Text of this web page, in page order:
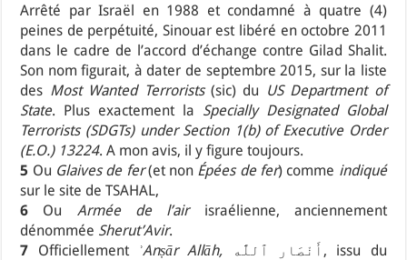
Arrêté par Israël en 1988 et condamné à quatre (4)
peines de perpétuité, Sinouar est libéré en octobre 2011
dans le cadre de l’accord d’échange contre Gilad Shalit.
Son nom figurait, à dater de septembre 2015, sur la liste
des Most Wanted Terrorists(sic) du US Department of
State. Plus exactement la Specially Designated Global
Terrorists (SDGTs) under Section 1(b) of Executive Order
(E.O.) 13224. A mon avis, il y figure toujours.
5 Ou Glaives de fer(et non Épées de fer) comme indiqué
sur le site de TSAHAL,
6 Ou Armée de l’airisraélienne, anciennement
dénommée Sherut’Avir.
7 Officiellement ʾAnṣār Allāh,
أَنْصَار ٱللَّٰه, issu du